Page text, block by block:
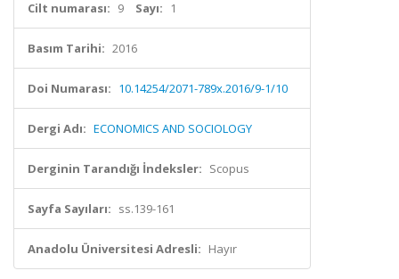
Cilt numarası: 9 Sayı: 1
Basım Tarihi: 2016
Doi Numarası: 10.14254/2071-789x.2016/9-1/10
Dergi Adı: ECONOMICS AND SOCIOLOGY
Derginin Tarandığı İndeksler: Scopus
Sayfa Sayıları: ss.139-161
Anadolu Üniversitesi Adresli: Hayır